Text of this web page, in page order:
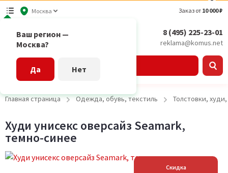
Москва
Ваш регион —
Москва?
Да Нет
Заказ от 10 000 ₽
8 (495) 225-23-01
reklama@komus.net
Главная страница Одежда, обувь, текстиль Толстовки,
Худи унисекс оверсайз Seamark,
темно-синее
Скидка